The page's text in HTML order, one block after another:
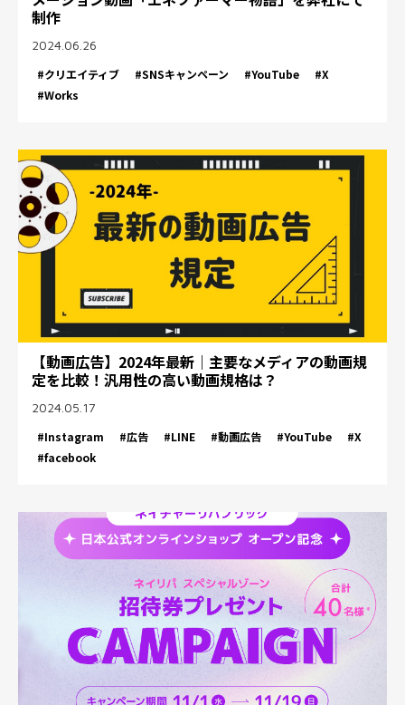
制作
2024.06.26
#クリエイティブ
#SNSキャンペーン #YouTube
#X
#Works
【動画広告】2024年最新｜主要なメディアの動画規
定を比較！汎用性の高い動画規格は？
2024.05.17
#Instagram
#広告 #LINE #動画広告 #YouTube
#X
#facebook